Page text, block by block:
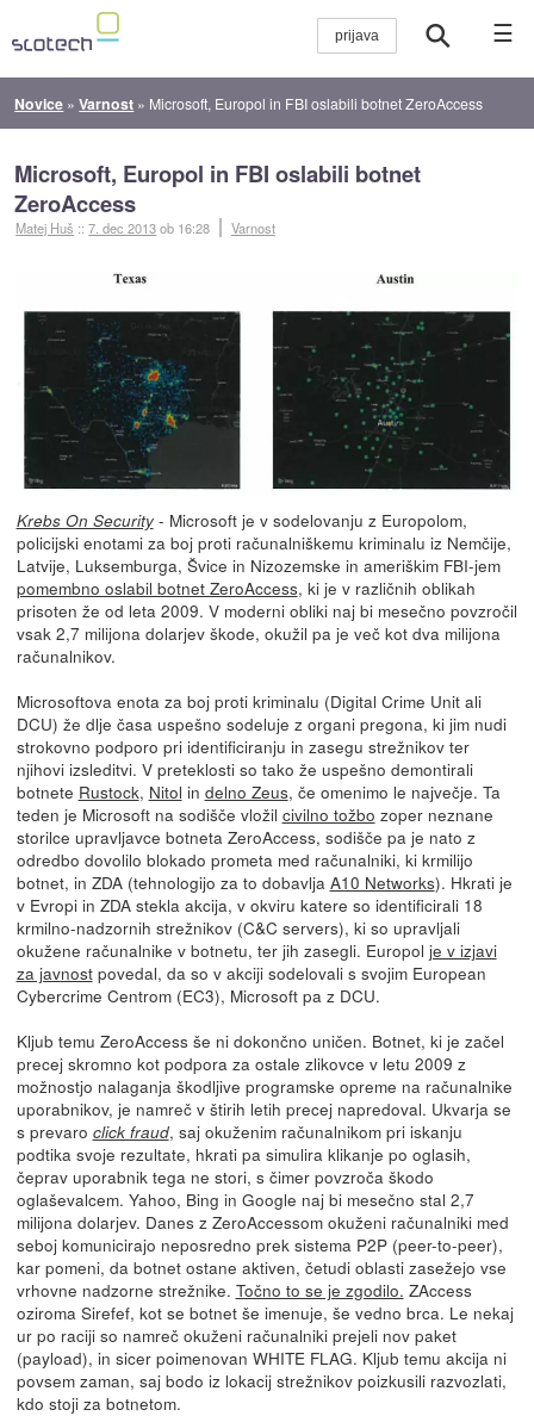
☰
Novice »Varnost » Microsoft, Europol in FBI oslabili botnet ZeroAccess
Microsoft, Europol in FBI oslabili botnet
ZeroAccess
Matej Huš ::7. dec 2013ob 16:28 Varnost
Krebs On Security- Microsoft je v sodelovanju z Europolom,
policijski enotami za boj proti računalniškemu kriminalu iz Nemčije,
Latvije, Luksemburga, Švice in Nizozemske in ameriškim FBI-jem
pomembno oslabil botnet ZeroAccess, ki je v različnih oblikah
prisoten že od leta 2009. V moderni obliki naj bi mesečno povzročil
vsak 2,7 milijona dolarjev škode, okužil pa je več kot dva milijona
računalnikov.
Microsoftova enota za boj proti kriminalu (Digital Crime Unit ali
DCU) že dlje časa uspešno sodeluje z organi pregona, ki jim nudi
strokovno podporo pri identificiranju in zasegu strežnikov ter
njihovi izsleditvi. V preteklosti so tako že uspešno demontirali
botnete Rustock, Nitol in delno Zeus, če omenimo le največje. Ta
teden je Microsoft na sodišče vložil civilno tožbo zoper neznane
storilce upravljavce botneta ZeroAccess, sodišče pa je nato z
odredbo dovolilo blokado prometa med računalniki, ki krmilijo
botnet, in ZDA (tehnologijo za to dobavlja A10 Networks). Hkrati je
v Evropi in ZDA stekla akcija, v okviru katere so identificirali 18
krmilno-nadzornih strežnikov (C&C servers), ki so upravljali
okužene računalnike v botnetu, ter jih zasegli. Europol je v izjavi
za javnostpovedal, da so v akciji sodelovali s svojim European
Cybercrime Centrom (EC3), Microsoft pa z DCU.
Kljub temu ZeroAccess še ni dokončno uničen. Botnet, ki je začel
precej skromno kot podpora za ostale zlikovce v letu 2009 z
možnostjo nalaganja škodljive programske opreme na računalnike
uporabnikov, je namreč v štirih letih precej napredoval. Ukvarja se
s prevaro click fraud, saj okuženim računalnikom pri iskanju
podtika svoje rezultate, hkrati pa simulira klikanje po oglasih,
čeprav uporabnik tega ne stori, s čimer povzroča škodo
oglaševalcem. Yahoo, Bing in Google naj bi mesečno stal 2,7
milijona dolarjev. Danes z ZeroAccessom okuženi računalniki med
seboj komunicirajo neposredno prek sistema P2P (peer-to-peer),
kar pomeni, da botnet ostane aktiven, četudi oblasti zasežejo vse
vrhovne nadzorne strežnike. Točno to se je zgodilo. ZAccess
oziroma Sirefef, kot se botnet še imenuje, še vedno brca. Le nekaj
ur po raciji so namreč okuženi računalniki prejeli nov paket
(payload), in sicer poimenovan WHITE FLAG. Kljub temu akcija ni
povsem zaman, saj bodo iz lokacij strežnikov poizkusili razvozlati,
kdo stoji za botnetom.